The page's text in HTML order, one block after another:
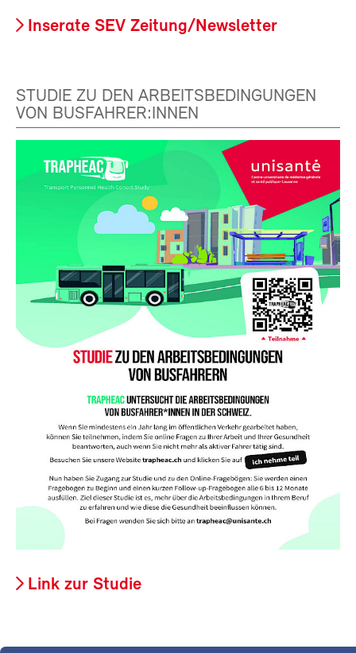
Inserate SEV Zeitung/Newsletter
STUDIE ZU DEN ARBEITSBEDINGUNGEN
VON BUSFAHRER:INNEN
Link zur Studie